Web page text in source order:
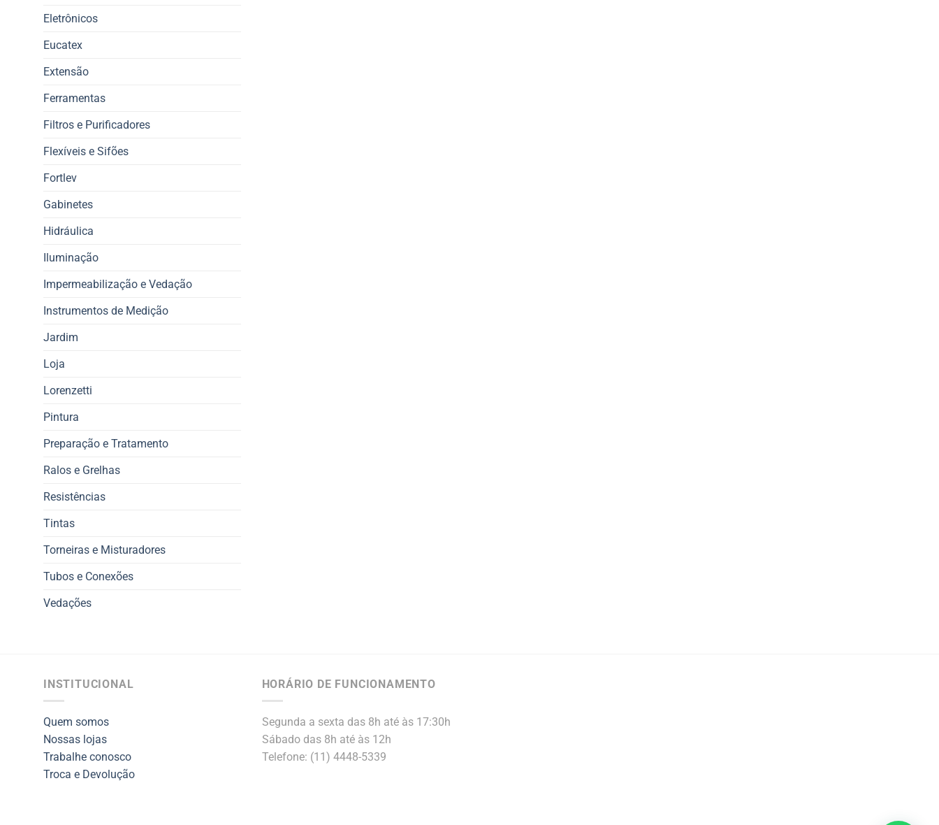
Eletrônicos
Eucatex
Extensão
Ferramentas
Filtros e Purificadores
Flexíveis e Sifões
Fortlev
Gabinetes
Hidráulica
Iluminação
Impermeabilização e Vedação
Instrumentos de Medição
Jardim
Loja
Lorenzetti
Pintura
Preparação e Tratamento
Ralos e Grelhas
Resistências
Tintas
Torneiras e Misturadores
Tubos e Conexões
Vedações
INSTITUCIONAL
Quem somos
Nossas lojas
Trabalhe conosco
Troca e Devolução
HORÁRIO DE FUNCIONAMENTO
Segunda a sexta das 8h até às 17:30h
Sábado das 8h até às 12h
Telefone: (11) 4448-5339